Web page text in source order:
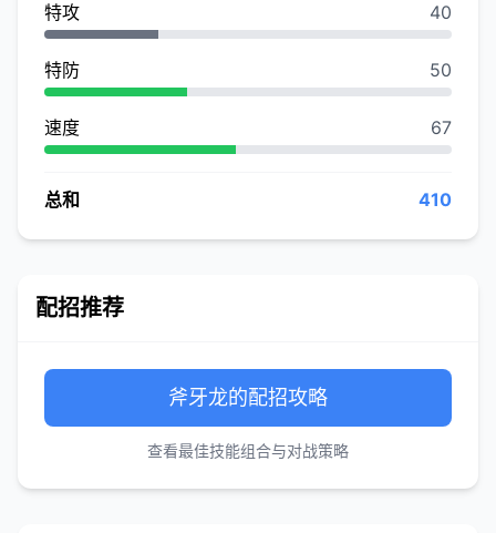
特攻 40
特防 50
速度 67
总和 410
配招推荐
斧牙龙的配招攻略
查看最佳技能组合与对战策略